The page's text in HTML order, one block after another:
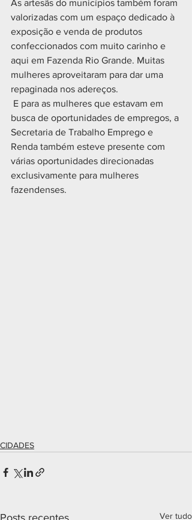
As artesãs do municípios também foram
valorizadas com um espaço dedicado à
exposição e venda de produtos
confeccionados com muito carinho e
aqui em Fazenda Rio Grande. Muitas
mulheres aproveitaram para dar uma
repaginada nos adereços.
E para as mulheres que estavam em
busca de oportunidades de empregos, a
Secretaria de Trabalho Emprego e
Renda também esteve presente com
várias oportunidades direcionadas
exclusivamente para mulheres
fazendenses.
CIDADES
Posts recentes Ver tudo